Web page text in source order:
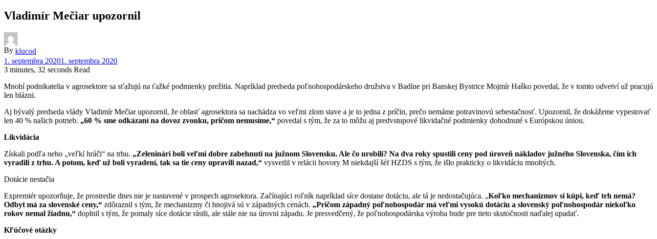
Vladimír Mečiar upozornil
By klucod
1. septembra 20201. septembra 2020
3 minutes, 32 seconds Read
Mnohí podnikatelia v agrosektore sa sťažujú na ťažké podmienky prežitia. Napríklad predseda poľnohospodárskeho družstva v Badíne pri Banskej Bystrice Mojmír Haško povedal, že v tomto odvetví už pracujú
len blázni.
Aj bývalý predseda vlády Vladimír Mečiar upozornil, že oblasť agrosektora sa nachádza vo veľmi zlom stave a je to jedna z príčin, prečo nemáme potravinovú sebestačnosť. Upozornil, že dokážeme vypestovať
len 40 % našich potrieb. „60 % sme odkázaní na dovoz zvonku, pričom nemusíme,“ povedal s tým, že za to môžu aj predvstupové likvidačné podmienky dohodnuté s Európskou úniou.
Likvidácia
Získali podľa neho „veľkí hráči“ na trhu. „Zeleninári boli veľmi dobre zabehnutí na južnom Slovensku. Ale čo urobili? Na dva roky spustili ceny pod úroveň nákladov južného Slovenska, čím ich
vyradili z trhu. A potom, keď už boli vyradení, tak sa tie ceny upravili nazad,“ vysvetlil v relácii hovory M niekdajší šéf HZDS s tým, že išlo prakticky o likvidáciu mnohých.
Dotácie nestačia
Expremiér upozorňuje, že prostredie dnes nie je nastavené v prospech agrosektora. Začínajúci roľník napríklad síce dostane dotáciu, ale tá je nedostačujúca. „Koľko mechanizmov si kúpi, keď trh nemá?
Odbyt má za slovenské ceny,“ zdôraznil s tým, že mechanizmy či hnojivá sú v západných cenách. „Pričom západný poľnohospodár má veľmi vysokú dotáciu a slovenský poľnohospodár niekoľko
rokov nemal žiadnu,“ doplnil s tým, že pomaly síce dotácie rástli, ale stále nie na úrovni západu. Je presvedčený, že poľnohospodárska výroba bude pre tieto skutočnosti naďalej upadať.
Kľúčové otázky